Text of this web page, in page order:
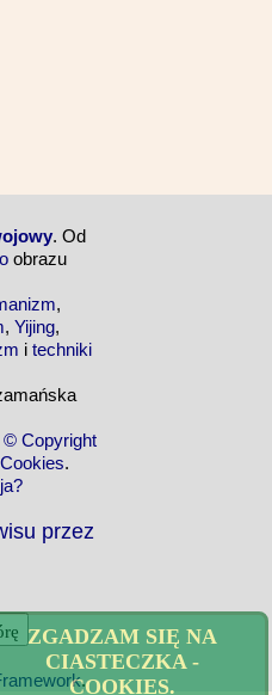
ZGADZAM SIĘ NA
CIASTECZKA -
COOKIES.
. Od
obrazu
,
, Yijing,
i techniki
© Copyright
Cookies.
przez
.